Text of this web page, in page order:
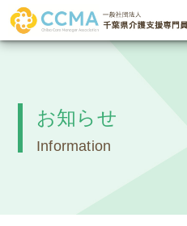
お知らせ
Information